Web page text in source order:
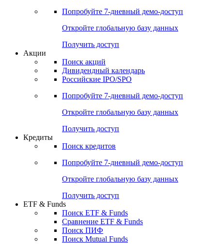
Попробуйте 7-дневный демо-доступ
Откройте глобальную базу данных
Получить доступ
Акции
Поиск акций
Дивидендный календарь
Российские IPO/SPO
Попробуйте 7-дневный демо-доступ
Откройте глобальную базу данных
Получить доступ
Кредиты
Поиск кредитов
Попробуйте 7-дневный демо-доступ
Откройте глобальную базу данных
Получить доступ
ETF & Funds
Поиск ETF & Funds
Сравнение ETF & Funds
Поиск ПИФ
Поиск Mutual Funds